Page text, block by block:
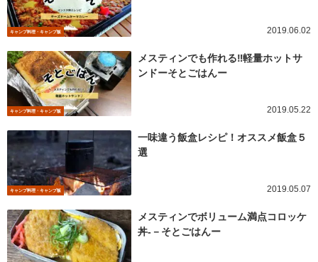
キャンプ料理・キャンプ飯 2019.06.02
キャンプ料理・キャンプ飯
メスティンでも作れる‼︎軽量ホットサ
ンドーそとごはんー
2019.05.22
キャンプ料理・キャンプ飯
一味違う飯盒レシピ！オススメ飯盒５
選
2019.05.07
メスティンでボリューム満点コロッケ
丼-－そとごはんー